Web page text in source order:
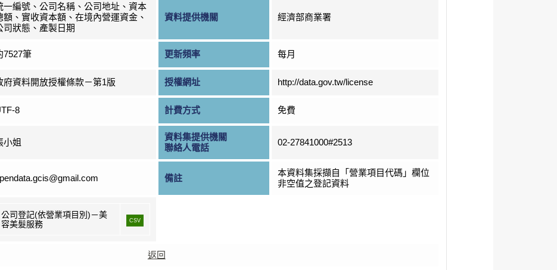
一編號、公司名稱、公司地址、資本
額、實收資本額、在境內營運資金、
司狀態、產製日期
資料提供機關 經濟部商業署
7527筆 更新頻率 每月
府資料開放授權條款－第1版 授權網址 http://data.gov.tw/license
8 計費方式 免費
小姐
資料集提供機關
聯絡人電話
02-27841000#2513
備註
本資料集採擷自「營業項目代碼」欄位
非空值之登記資料
公司登記(依營業項目別)－美
容美髮服務
CSV
返回